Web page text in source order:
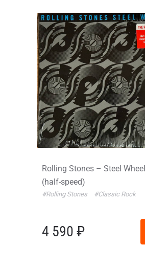
Rolling Stones – Steel
(half-speed)
#Rolling Stones #Classic Rock
4 590 ₽